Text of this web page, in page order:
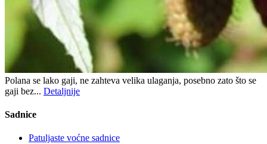
Polana se lako gaji, ne zahteva velika ulaganja, posebno zato što se
gaji bez... Detaljnije
Sadnice
Patuljaste voćne sadnice